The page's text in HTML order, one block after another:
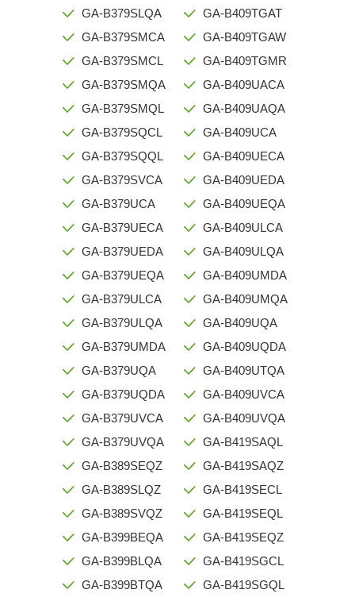
GA-B379SLQA
GA-B379SMCA
GA-B379SMCL
GA-B379SMQA
GA-B379SMQL
GA-B379SQCL
GA-B379SQQL
GA-B379SVCA
GA-B379UCA
GA-B379UECA
GA-B379UEDA
GA-B379UEQA
GA-B379ULCA
GA-B379ULQA
GA-B379UMDA
GA-B379UQA
GA-B379UQDA
GA-B379UVCA
GA-B379UVQA
GA-B389SEQZ
GA-B389SLQZ
GA-B389SVQZ
GA-B399BEQA
GA-B399BLQA
GA-B399BTQA
GA-B409TGAT
GA-B409TGAW
GA-B409TGMR
GA-B409UACA
GA-B409UAQA
GA-B409UCA
GA-B409UECA
GA-B409UEDA
GA-B409UEQA
GA-B409ULCA
GA-B409ULQA
GA-B409UMDA
GA-B409UMQA
GA-B409UQA
GA-B409UQDA
GA-B409UTQA
GA-B409UVCA
GA-B409UVQA
GA-B419SAQL
GA-B419SAQZ
GA-B419SECL
GA-B419SEQL
GA-B419SEQZ
GA-B419SGCL
GA-B419SGQL